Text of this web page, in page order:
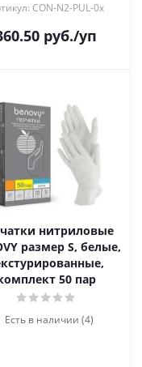
CON-N2-PUL-0x
руб./уп
нитриловые
размер S, белые,
50 пар
Есть в наличии (4)